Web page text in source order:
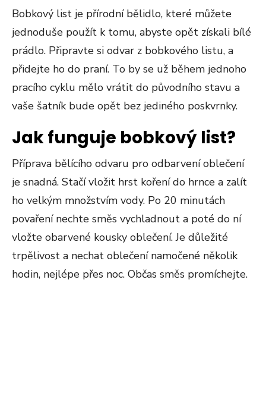
Bobkový list je přírodní bělidlo, které můžete
jednoduše použít k tomu, abyste opět získali bílé
prádlo. Připravte si odvar z bobkového listu, a
přidejte ho do praní. To by se už během jednoho
pracího cyklu mělo vrátit do původního stavu a
vaše šatník bude opět bez jediného poskvrnky.
Jak funguje bobkový list?
Příprava bělícího odvaru pro odbarvení oblečení
je snadná. Stačí vložit hrst koření do hrnce a zalít
ho velkým množstvím vody. Po 20 minutách
povaření nechte směs vychladnout a poté do ní
vložte obarvené kousky oblečení. Je důležité
trpělivost a nechat oblečení namočené několik
hodin, nejlépe přes noc. Občas směs promíchejte.